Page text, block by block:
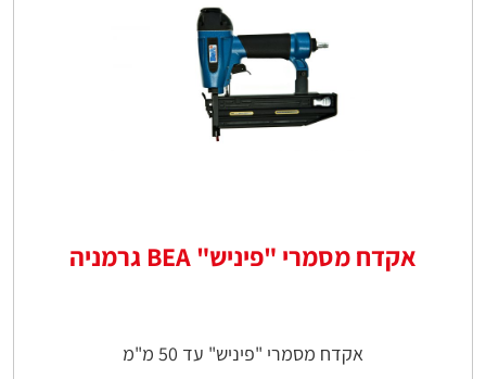
אקדח מסמרי "פיניש" BEA גרמניה
אקדח מסמרי "פיניש" עד 50 מ"מ